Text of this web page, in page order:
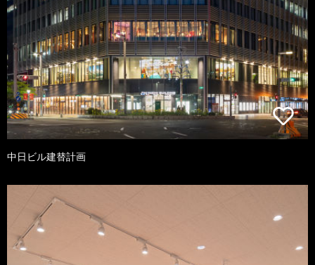
中日ビル建替計画